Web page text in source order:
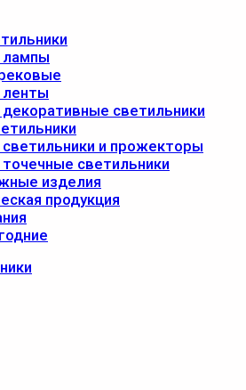
лампы
светильники
и прожекторы
светильники
изделия
продукция